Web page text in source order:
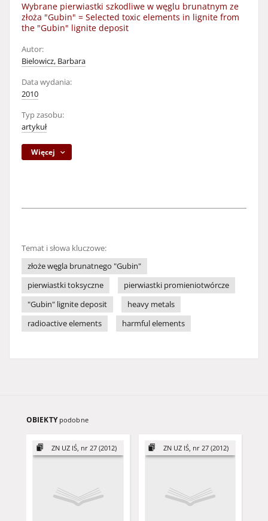
Wybrane pierwiastki szkodliwe w węglu brunatnym ze
złoża "Gubin" = Selected toxic elements in lignite from
the "Gubin" lignite deposit
Autor:
Bielowicz, Barbara
Data wydania:
2010
Typ zasobu:
artykuł
Więcej
Temat i słowa kluczowe:
złoże węgla brunatnego "Gubin"
pierwiastki toksyczne
pierwiastki promieniotwórcze
"Gubin" lignite deposit
heavy metals
radioactive elements
harmful elements
OBIEKTY podobne
ZN UZ IŚ, nr 27 (2012) ZN UZ IŚ, nr 27 (2012)